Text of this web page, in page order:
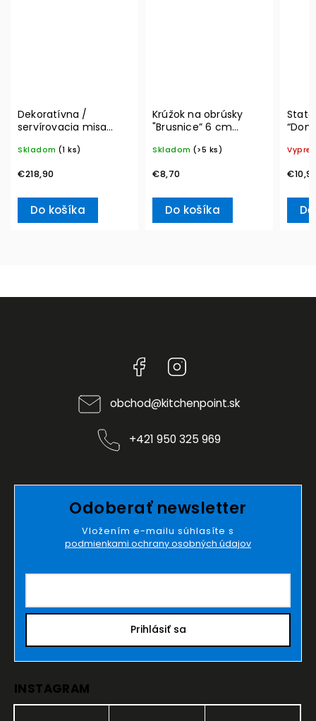
Dekoratívna /
servírovacia misa
Villeroy & Boch
Skladom (1 ks)
€218,90
Do košíka
Krúžok na obrúsky
"Brusnice” 6 cm
Accessoires – Villeroy
Skladom (>5 ks)
€8,70
Do košíka
Facebook
obchod@kitchenpoint.sk
+421 950 325 969
Odoberať newsletter
Vložením e-mailu súhlasíte s
podmienkami ochrany osobných údajov
Prihlásiť sa
INSTAGRAM